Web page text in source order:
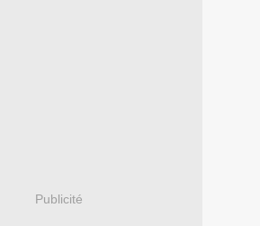
Publicité